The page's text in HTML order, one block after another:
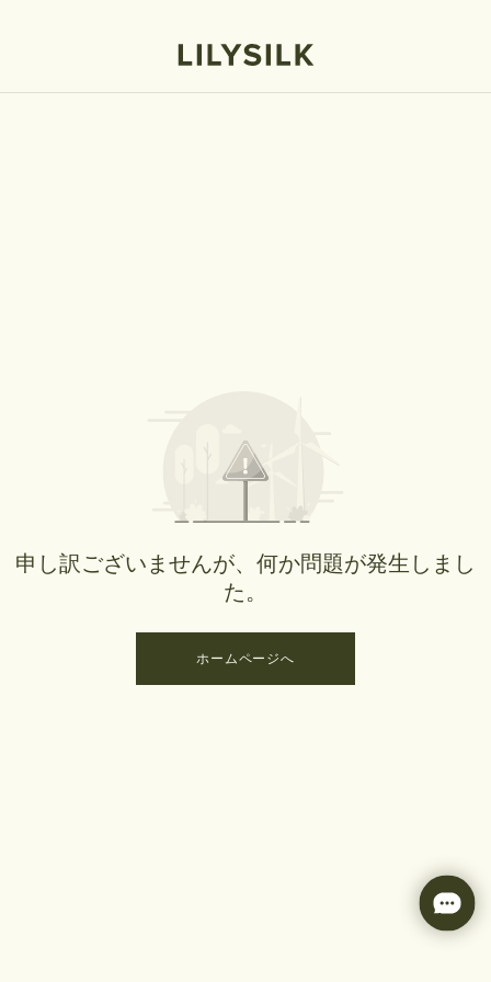
申し訳ございませんが、何か問題が発生しまし
た。
ホームページへ